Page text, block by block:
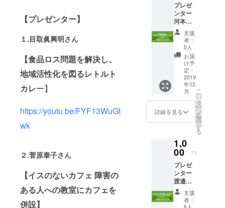
【プレゼンター】
１.目取眞興明さん
【食品ロス問題を解決し、
地域活性化を図るレトルト
カレー】
https://youtu.be/FYF13WuGt
wk
２.菅原泰子さん
【イスのないカフェ 障害の
ある人への教室にカフェを
併設】
プレゼ
ンター
河本美
和子様
より、
心を込
めて御
礼メー
ルを差
し上げ
ます。
支援
者：
0人
お届
け予
定：
2019
年12
月
詳細を見る
こ
の
リ
タ
ー
ン
を
選
択
す
る
1,0
00 円
プレゼ
ンター
渡邉美
萌様よ
り、心
を込め
支援
者：